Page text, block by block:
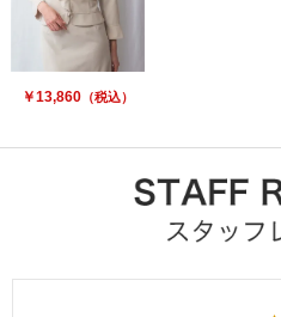
￥13,860（税込）